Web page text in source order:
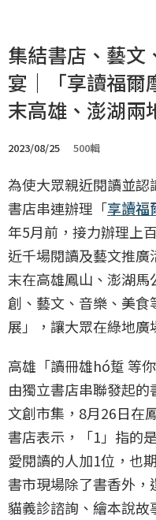
集結書店、藝文
宴｜「享讀福爾
末高雄、澎湖兩
2023/08/25 500輯
為使大眾親近閱讀並認
書店串連辦理「享讀福
年5月前，接力辦理上
近千場閱讀及藝文推
末在高雄鳳山、澎湖
創、藝文、音樂、美
展」，讓大眾在綠地廣
高雄「讀冊雄hó踅 等
由獨立書店串聯發起
文創市集，8月26日在
書店表示，「1」指的
愛閱讀的人加1位，也
書市現場除了書香外
貓義診諮詢、繪本說故